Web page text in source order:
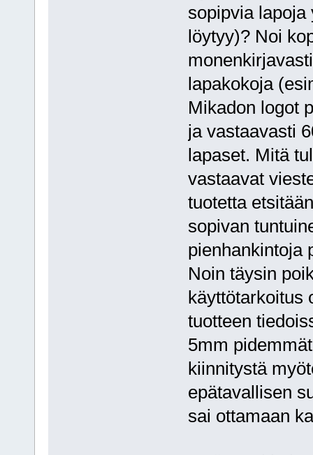
sopipvia
löytyy)? Noi
lapakokoja
Mikadon logot
ja vastaavasti
lapaset. Mitä
vastaavat
tuotetta
sopivan
pienhankintoja
Noin täysin
käyttötarkoitus
tuotteen
5mm
kiinnitystä
epätavallisen
sai ottamaan